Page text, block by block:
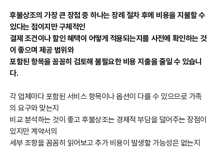
후불상조의 가장 큰 장점 중 하나는 장례 절차 후에 비용을 지불할 수
있다는 점이지만 구체적인
결제 조건이나 할인 혜택이 어떻게 적용되는지를 사전에 확인하는 것
이 좋으며 제공 범위와
포함된 항목을 꼼꼼히 검토해 불필요한 비용 지출을 줄일 수 있습니
다.
각 업체마다 포함된 서비스 항목이나 옵션이 다를 수 있으므로 가족
의 요구와 맞는지
비교 분석하는 것이 좋고 후불상조는 경제적 부담을 덜어주는 장점이
있지만 계약서의
세부 조항을 꼼꼼히 읽어보고 추가 비용이 발생할 가능성은 없는지